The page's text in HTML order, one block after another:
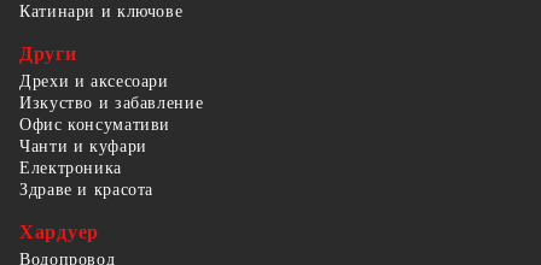
Катинари и ключове
Други
Дрехи и аксесоари
Изкуство и забавление
Офис консумативи
Чанти и куфари
Електроника
Здраве и красота
Хардуер
Водопровод